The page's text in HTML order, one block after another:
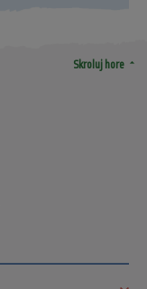
Skroluj hore arrow_drop_up